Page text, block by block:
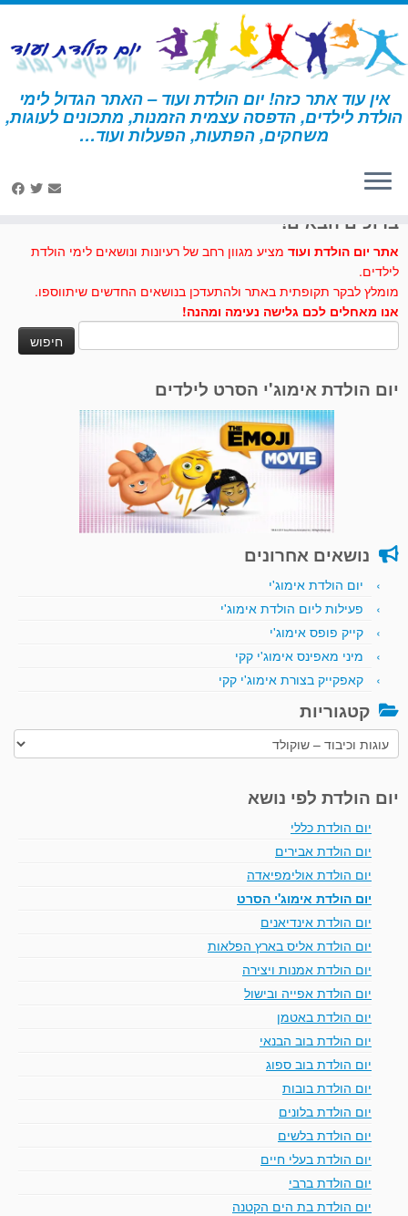
דלג
לתוכן
אין עוד אתר כזה! יום הולדת ועוד – האתר הגדול לימי
הולדת לילדים, הדפסה עצמית הזמנות, מתכונים לעוגות,
משחקים, הפתעות, הפעלות ועוד… דף הבית » שוקולד » עוגות וכיבוד – שוקולד
ברוכים הבאים!
אתר יום הולדת ועוד מציע מגוון רחב של רעיונות ונושאים לימי הולדת
לילדים.
מומלץ לבקר תקופתית באתר ולהתעדכן בנושאים החדשים שיתווספו.
אנו מאחלים לכם גלישה נעימה ומהנה!
יום הולדת אימוג'י הסרט לילדים
נושאים אחרונים
יום הולדת אימוג'י
פעילות ליום הולדת אימוג'י
קייק פופס אימוג'י
מיני מאפינס אימוג'י קקי
קאפקייק בצורת אימוג'י קקי
קטגוריות
קטגוריות
יום הולדת לפי נושא
יום הולדת כללי
יום הולדת אבירים
יום הולדת אולימפיאדה
יום הולדת אימוג'י הסרט
יום הולדת אינדיאנים
יום הולדת אליס בארץ הפלאות
יום הולדת אמנות ויצירה
יום הולדת אפייה ובישול
יום הולדת באטמן
יום הולדת בוב הבנאי
יום הולדת בוב ספוג
יום הולדת בובות
יום הולדת בלונים
יום הולדת בלשים
יום הולדת בעלי חיים
יום הולדת ברבי
יום הולדת בת הים הקטנה